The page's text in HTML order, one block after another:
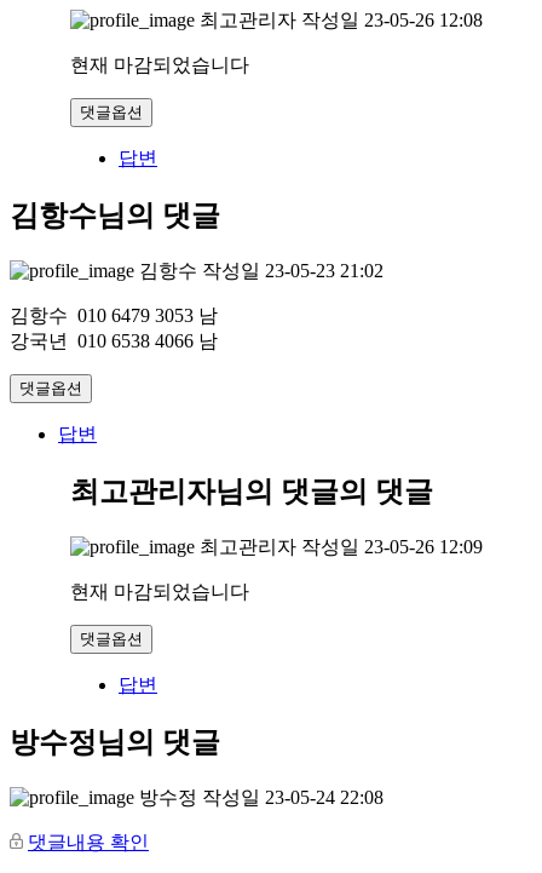
최고관리자 작성일 23-05-26 12:08
현재 마감되었습니다
댓글옵션
답변
김항수님의 댓글
김항수 작성일 23-05-23 21:02
김항수 010 6479 3053 남
강국년 010 6538 4066 남
댓글옵션
답변
최고관리자님의 댓글의 댓글
최고관리자 작성일 23-05-26 12:09
현재 마감되었습니다
댓글옵션
답변
방수정님의 댓글
방수정 작성일 23-05-24 22:08
댓글내용 확인